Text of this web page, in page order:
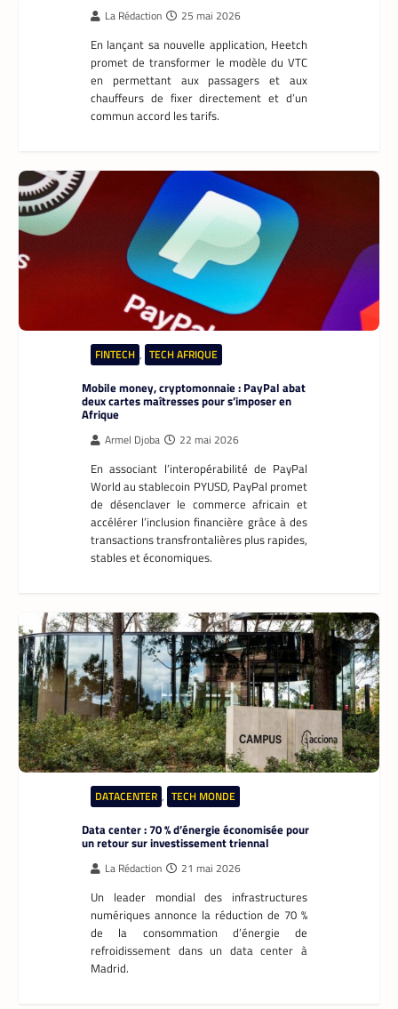
En associant l’interopérabilité de PayPal
World au stablecoin PYUSD, PayPal promet
de désenclaver le commerce africain et
accélérer l’inclusion financière grâce à des
DATACENTER , TECH MONDE
Data center : 70 % d’énergie économisée pour
un retour sur investissement triennal
Un leader mondial des infrastructures
numériques annonce la réduction de 70 %
de la consommation d’énergie de
refroidissement dans un data center à
Madrid.
TECH AFRIQUE , VTC
À près de 70 ans, le doyen des coursiers-
partenaires Yango s’est imposé comme l’un
Il n’a pas l’âge de s’arrêter. La soixantaine
revolue, M. Pani Gnaba Cauleve Delpech
est sans doute le doyen des coursiers-
partenaires de Yango Food en Côte d’Ivoire.